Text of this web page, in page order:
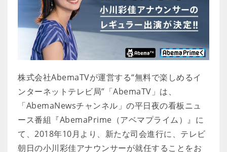
株式会社AbemaTVが運営する“無料で楽しめるイ
ンターネットテレビ局”「AbemaTV」は、
「AbemaNewsチャンネル」の平日夜の看板ニュ
ース番組『AbemaPrime（アベマプライム）』に
て、2018年10月より、新たな司会進行に、テレビ
朝日の小川彩佳アナウンサーが就任することをお